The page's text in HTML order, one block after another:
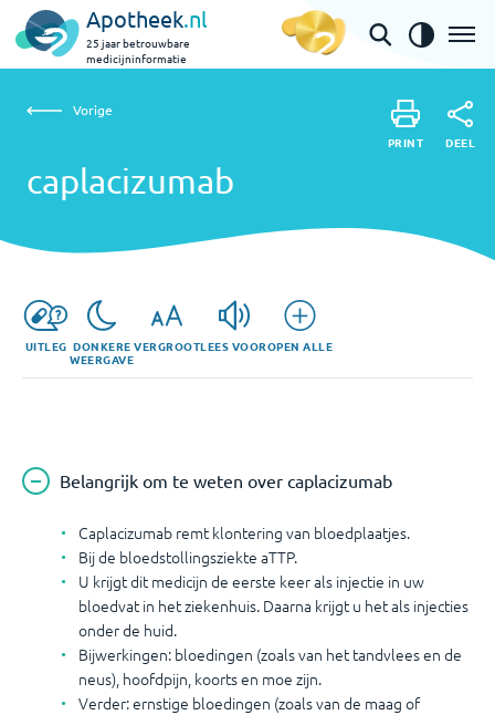
Apotheek.nl
25 jaar betrouwbare
medicijninformatie
caplacizumab
Vorige
caplacizumab
PRINT DEEL
UITLEG DONKERE
WEERGAVE
VERGROOTLEES VOOROPEN ALLE
Belangrijk om te weten over caplacizumab
Caplacizumab remt klontering van bloedplaatjes.
Bij de bloedstollingsziekte aTTP.
U krijgt dit medicijn de eerste keer als injectie in uw
bloedvat in het ziekenhuis. Daarna krijgt u het als injecties
onder de huid.
Bijwerkingen: bloedingen (zoals van het tandvlees en de
neus), hoofdpijn, koorts en moe zijn.
Verder: ernstige bloedingen (zoals van de maag of